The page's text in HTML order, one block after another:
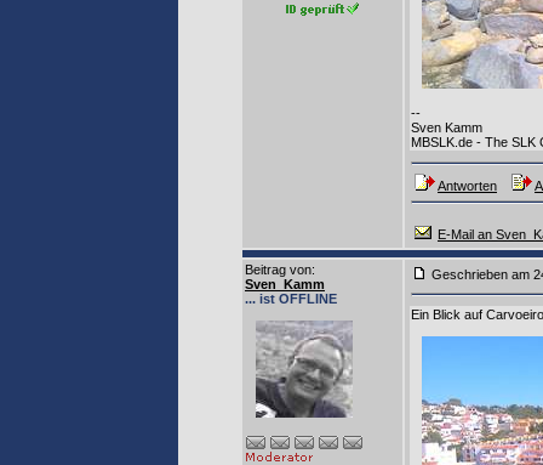
--
Sven Kamm
MBSLK.de - The SLK
Antworten
E-Mail an
Beitrag von:
Sven_Kamm
... ist OFFLINE
Geschrieben
Ein Blick auf